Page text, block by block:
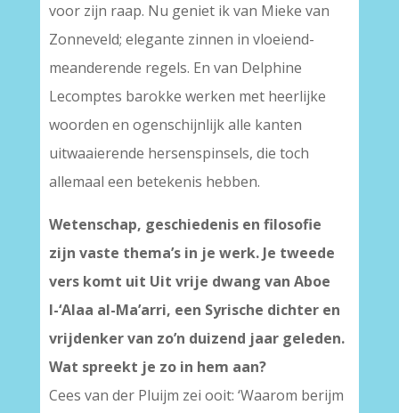
voor zijn raap. Nu geniet ik van Mieke van
Zonneveld; elegante zinnen in vloeiend-
meanderende regels. En van Delphine
Lecomptes barokke werken met heerlijke
woorden en ogenschijnlijk alle kanten
uitwaaierende hersenspinsels, die toch
allemaal een betekenis hebben.
Wetenschap, geschiedenis en filosofie
zijn vaste thema’s in je werk. Je tweede
vers komt uit Uit vrije dwang van Aboe
l-‘Alaa al-Ma’arri, een Syrische dichter en
vrijdenker van zo’n duizend jaar geleden.
Wat spreekt je zo in hem aan?
Cees van der Pluijm zei ooit: ‘Waarom berijm